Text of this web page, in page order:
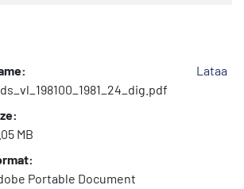
MB
Portable Document
Lataa